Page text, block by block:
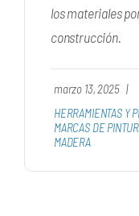
los materiales
construcción.
marzo 13, 2025 |
HERRAMIENTAS Y
MARCAS DE
MADERA